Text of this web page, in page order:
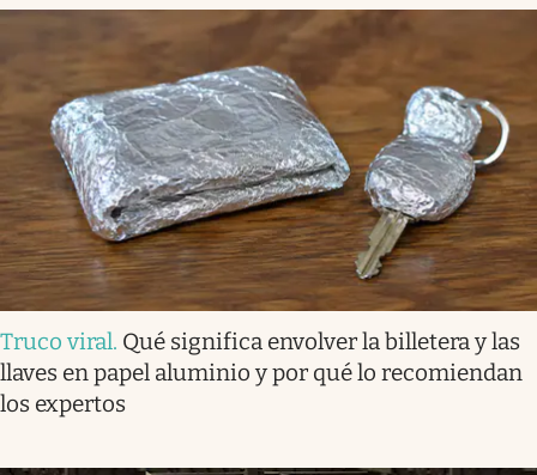
Truco viral. Qué significa envolver la billetera y las
llaves en papel aluminio y por qué lo recomiendan
los expertos